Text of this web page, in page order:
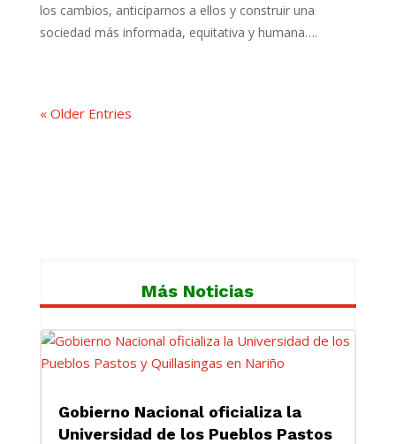
los cambios, anticiparnos a ellos y construir una
sociedad más informada, equitativa y humana….
« Older Entries
Más Noticias
Gobierno Nacional oficializa la
Universidad de los Pueblos Pastos